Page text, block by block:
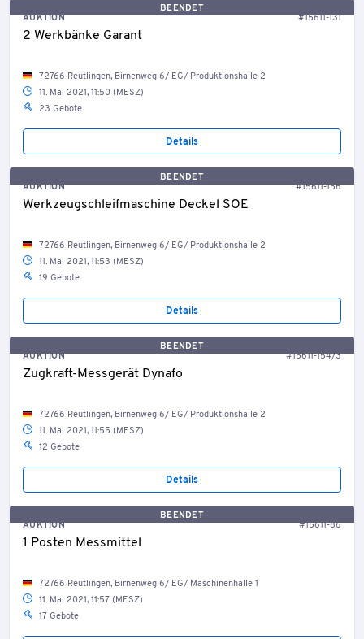
BEENDET
AUKTION
#15611-131
2 Werkbänke Garant
72766 Reutlingen, Birnenweg 6/ EG/ Produktionshalle 2
11. Mai 2021, 11:50 (MESZ)
23 Gebote
Details
BEENDET
AUKTION
#15611-156
Werkzeugschleifmaschine Deckel SOE
72766 Reutlingen, Birnenweg 6/ EG/ Produktionshalle 2
11. Mai 2021, 11:53 (MESZ)
19 Gebote
Details
BEENDET
AUKTION
#15611-154/3
Zugkraft-Messgerät Dynafo
72766 Reutlingen, Birnenweg 6/ EG/ Produktionshalle 2
11. Mai 2021, 11:55 (MESZ)
12 Gebote
Details
BEENDET
AUKTION
#15611-86
1 Posten Messmittel
72766 Reutlingen, Birnenweg 6/ EG/ Maschinenhalle 1
11. Mai 2021, 11:57 (MESZ)
17 Gebote